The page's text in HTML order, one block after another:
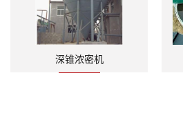
深锥浓密机